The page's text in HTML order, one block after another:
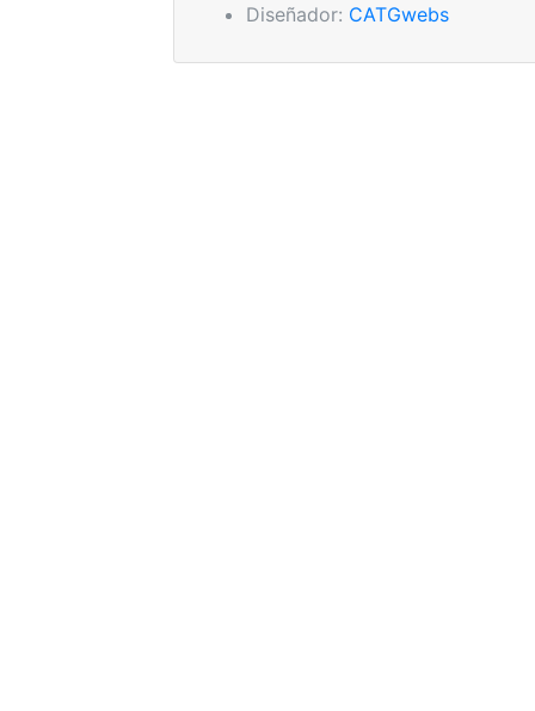
Diseñador: CATGwebs